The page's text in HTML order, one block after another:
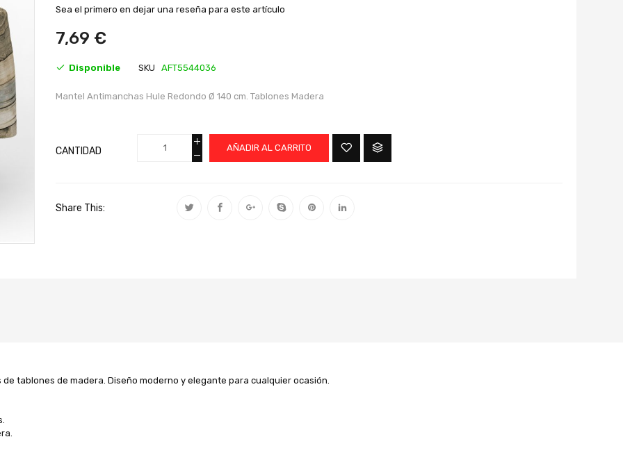
galería
Sea el primero en dejar una reseña para este artículo
7,69 €
Disponible SKU AFT5544036
Mantel Antimanchas Hule Redondo Ø 140 cm. Tablones Madera
CANTIDAD AÑADIR AL CARRITO
Share This:
tablones de madera. Diseño moderno y elegante para cualquier ocasión.